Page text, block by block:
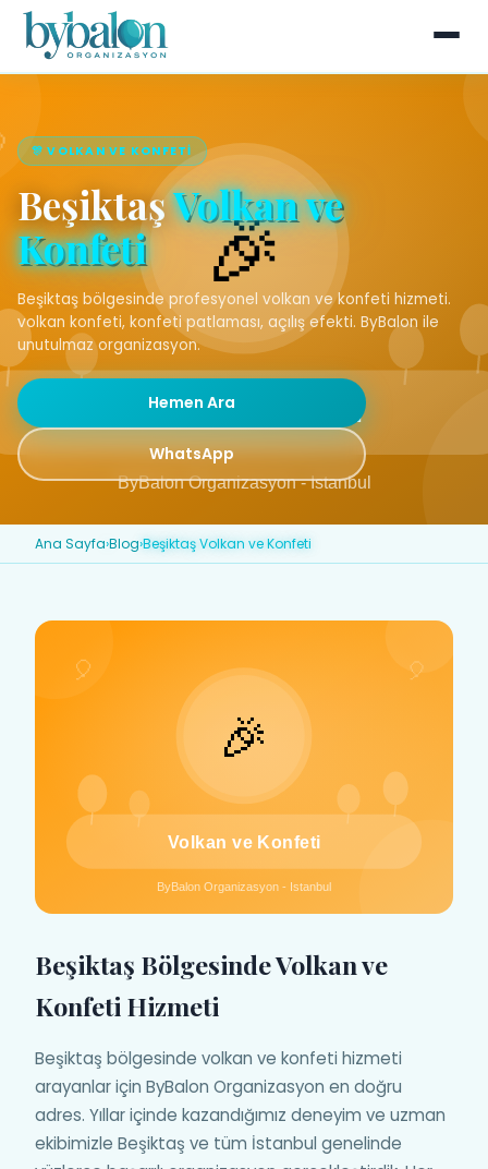
🎊 VOLKAN VE KONFETI
BeşiktaşVolkan ve
Konfeti
Beşiktaş bölgesinde profesyonel volkan ve konfeti hizmeti.
volkan konfeti, konfeti patlaması, açılış efekti. ByBalon ile
unutulmaz organizasyon.
Hemen Ara
WhatsApp
Ana Sayfa›Blog›Beşiktaş Volkan ve Konfeti
Beşiktaş Bölgesinde Volkan ve
Konfeti Hizmeti
Beşiktaş bölgesinde volkan ve konfeti hizmeti
arayanlar için ByBalon Organizasyon en doğru
adres. Yıllar içinde kazandığımız deneyim ve uzman
ekibimizle Beşiktaş ve tüm İstanbul genelinde